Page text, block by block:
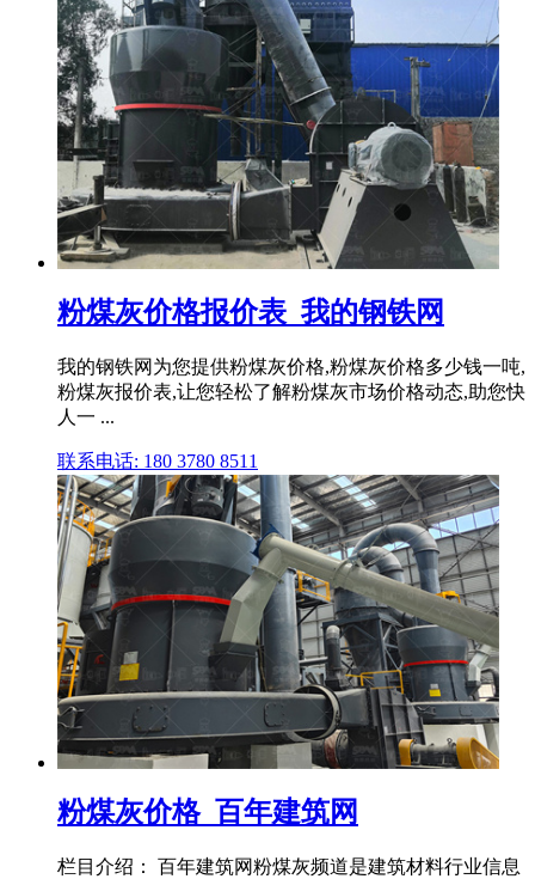
粉煤灰价格报价表_我的钢铁网
我的钢铁网为您提供粉煤灰价格,粉煤灰价格多少钱一吨,
粉煤灰报价表,让您轻松了解粉煤灰市场价格动态,助您快
人一 ...
联系电话: 180 3780 8511
粉煤灰价格_百年建筑网
栏目介绍： 百年建筑网粉煤灰频道是建筑材料行业信息